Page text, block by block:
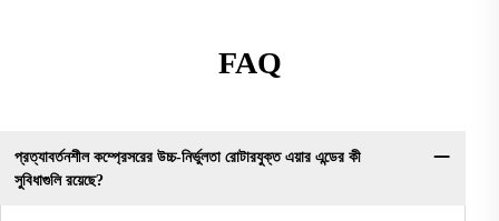
FAQ
প্রত্যাবর্তনশীল কম্প্রেসরের উচ্চ-নির্ভুলতা রোটারযুক্ত এয়ার এন্ডের কী
সুবিধাগুলি রয়েছে?